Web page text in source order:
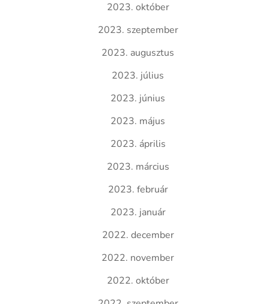
2023. október
2023. szeptember
2023. augusztus
2023. július
2023. június
2023. május
2023. április
2023. március
2023. február
2023. január
2022. december
2022. november
2022. október